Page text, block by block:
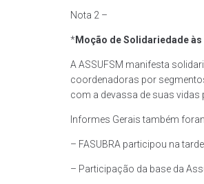
Nota 2 –
*Moção de Solidariedade às
A ASSUFSM manifesta
coordenadoras por
com a devassa de suas vidas
Informes Gerais também
– FASUBRA participou na
– Participação da base da